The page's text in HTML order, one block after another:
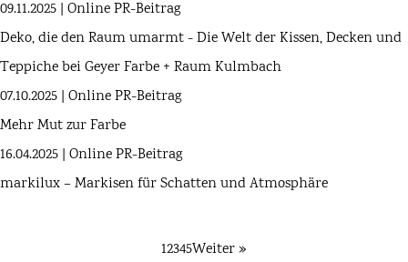
09.11.2025 | Online PR-Beitrag
Deko, die den Raum umarmt - Die Welt der Kissen, Decken und
Teppiche bei Geyer Farbe + Raum Kulmbach
07.10.2025 | Online PR-Beitrag
Mehr Mut zur Farbe
16.04.2025 | Online PR-Beitrag
markilux – Markisen für Schatten und Atmosphäre
12345Weiter »